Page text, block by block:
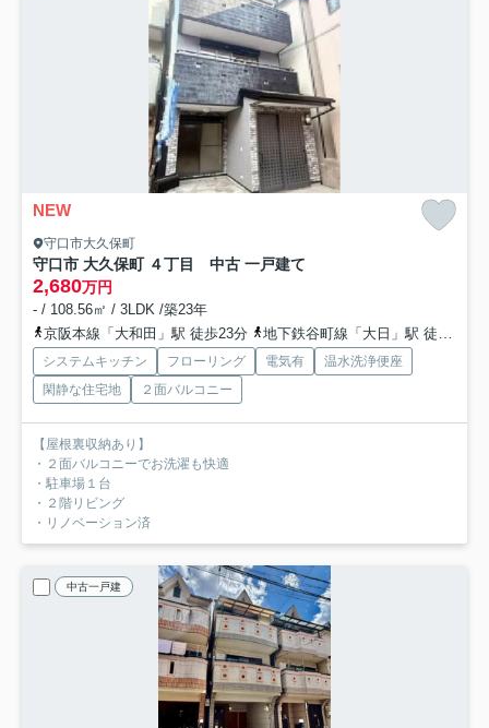
NEW
守口市大久保町
守口市 大久保町 ４丁目 中古 一戸建て
2,680万円
- / 108.56㎡ / 3LDK /築23年
京阪本線「大和田」駅 徒歩23分
地下鉄谷町線「大日」駅 徒歩27分
システムキッチン フローリング 電気有
温水洗浄便座
閑静な住宅地
２面バルコニー
【屋根裏収納あり】
・２面バルコニーでお洗濯も快適
・駐車場１台
・２階リビング
・リノベーション済
中古一戸建